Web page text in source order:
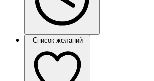
Список желаний